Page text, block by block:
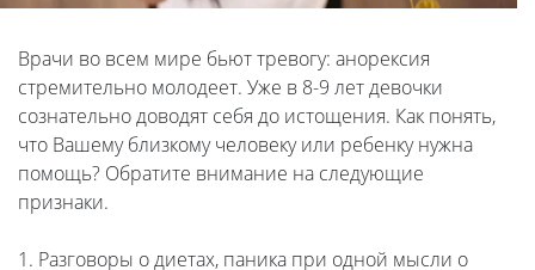
Врачи во всем мире бьют тревогу: анорексия
стремительно молодеет. Уже в 8-9 лет девочки
сознательно доводят себя до истощения. Как понять,
что Вашему близкому человеку или ребенку нужна
помощь? Обратите внимание на следующие
признаки.
1. Разговоры о диетах, паника при одной мысли о